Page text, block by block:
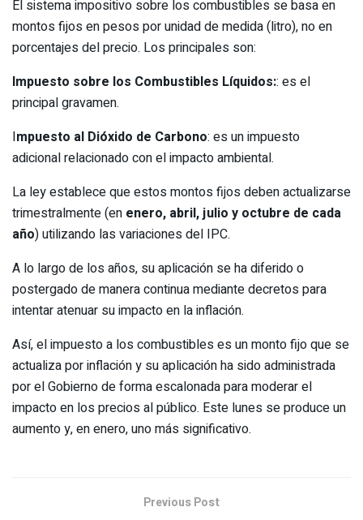
El sistema impositivo sobre los combustibles se basa en
montos fijos en pesos por unidad de medida (litro), no en
porcentajes del precio. Los principales son:
Impuesto sobre los Combustibles Líquidos:: es el
principal gravamen.
Impuesto al Dióxido de Carbono: es un impuesto
adicional relacionado con el impacto ambiental.
La ley establece que estos montos fijos deben actualizarse
trimestralmente (en enero, abril, julio y octubre de cada
año) utilizando las variaciones del IPC.
A lo largo de los años, su aplicación se ha diferido o
postergado de manera continua mediante decretos para
intentar atenuar su impacto en la inflación.
Así, el impuesto a los combustibles es un monto fijo que se
actualiza por inflación y su aplicación ha sido administrada
por el Gobierno de forma escalonada para moderar el
impacto en los precios al público. Este lunes se produce un
aumento y, en enero, uno más significativo.
Previous Post